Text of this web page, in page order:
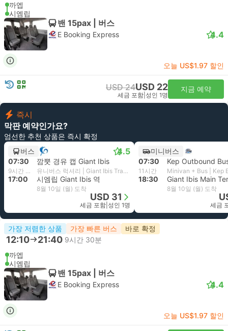
까엡
시엠립
밴 15pax | 버스
E Booking Express 4.4
오늘 US$1.97 할인
USD 24USD 22
세금 포함 성인 1명
지금 예약
즉시
막판 예약인가요?
엄선한 추천 상품은 즉시 확정
버스
4.5
07:30 깜뿟 경유 캡 Giant Ibis
9시간 30분 유니버스 럭셔리 | Giant Ibis Transport
17:00 시엠립 Giant Ibis 역
8월 10일 (월) 도착
USD 31
세금 포함 성인 1명
미니버스
07:30
Kep Outbound
11시간 Minivan + Bus | Kep
18:30
8월 10일 (월) 도착
세금
가장 저렴한 상품 가장 빠른 버스 바로 확정
12:10 21:40 9시간 30분
까엡
시엠립
밴 15pax | 버스
E Booking Express 4.4
오늘 US$1.97 할인